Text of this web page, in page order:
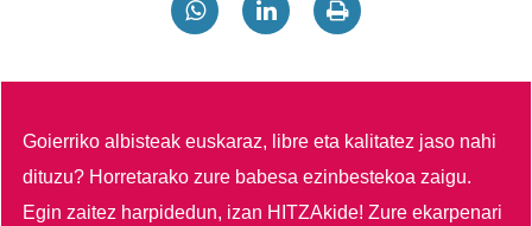
Goierriko albisteak euskaraz, libre eta kalitatez jaso nahi
dituzu? Horretarako zure babesa ezinbestekoa zaigu.
Egin zaitez harpidedun, izan HITZAkide!Zure ekarpenari